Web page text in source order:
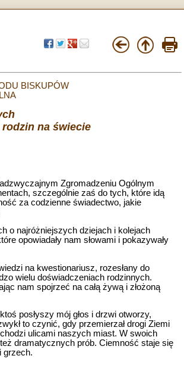
BISKUPÓW
na świecie
Zgromadzeniu Ogólnym
szczególnie zaś do tych, które idą
za codzienne świadectwo, jakie
o najróżniejszych dziejach i kolejach
opowiadały nam słowami i pokazywały
na kwestionariusz, rozesłany do
wielu doświadczeniach rodzinnych.
nam spojrzeć na całą żywą i złożoną
posłyszy mój głos i drzwi otworzy,
to czynić, gdy przemierzał drogi Ziemi
ulicami naszych miast. W swoich
dramatycznych prób. Ciemność staje się
grzech.